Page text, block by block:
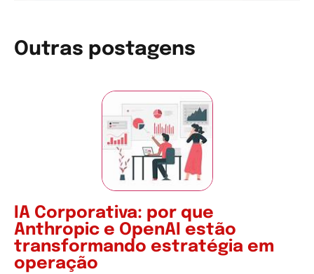
Outras postagens
IA Corporativa: por que
Anthropic e OpenAI estão
transformando estratégia em
operação